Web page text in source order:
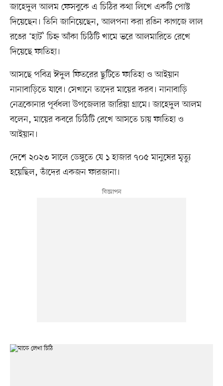
জাহেদুল আলম ফেসবুকে এ চিঠির কথা লিখে একটি পোস্ট
দিয়েছেন। তিনি জানিয়েছেন, আলপনা করা রঙিন কাগজে লাল
রঙের ‘হার্ট’ চিহ্ন আঁকা চিঠিটি খামে ভরে আলমারিতে রেখে
দিয়েছে ফাতিহা।
আসছে পবিত্র ঈদুল ফিতরের ছুটিতে ফাতিহা ও আইয়ান
নানাবাড়িতে যাবে। সেখানে তাদের মায়ের করব। নানাবাড়ি
নেত্রকোনার পূর্বধলা উপজেলার জারিয়া গ্রামে। জাহেদুল আলম
বলেন, মায়ের কবরে চিঠিটি রেখে আসতে চায় ফাতিহা ও
আইয়ান।
দেশে ২০২৩ সালে ডেঙ্গুতে যে ১ হাজার ৭০৫ মানুষের মৃত্যু
হয়েছিল, তাঁদের একজন ফারজানা।